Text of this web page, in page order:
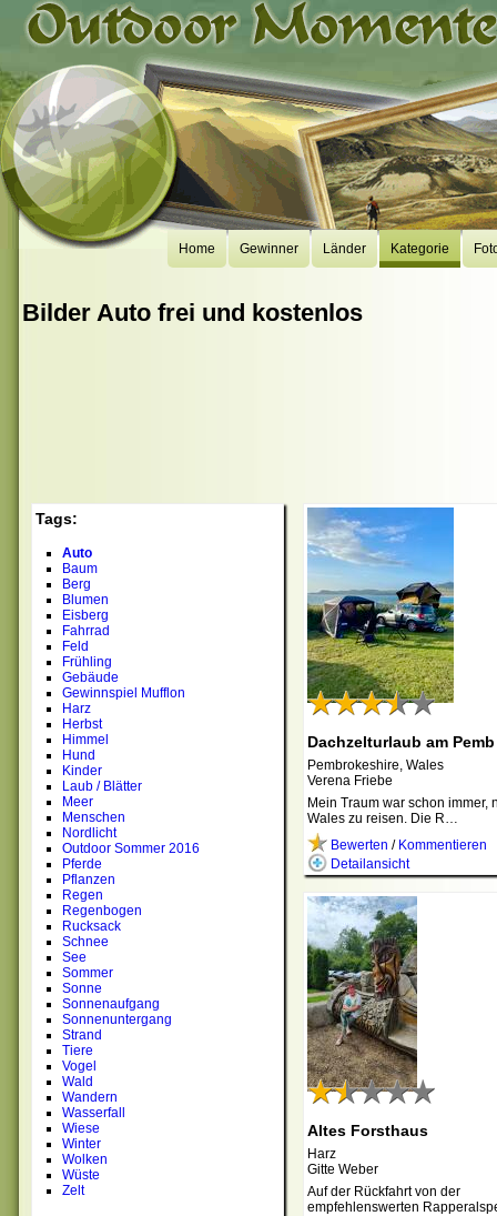
Home Gewinner Länder Kategorie
Bilder Auto frei und kostenlos
Tags:
Auto
Baum
Berg
Blumen
Eisberg
Fahrrad
Feld
Frühling
Gebäude
Gewinnspiel Mufflon
Harz
Herbst
Himmel
Hund
Kinder
Laub / Blätter
Meer
Menschen
Nordlicht
Outdoor Sommer 2016
Pferde
Pflanzen
Regen
Regenbogen
Rucksack
Schnee
See
Sommer
Sonne
Sonnenaufgang
Sonnenuntergang
Strand
Tiere
Vogel
Wald
Wandern
Wasserfall
Wiese
Winter
Wolken
Wüste
Zelt
Dachzelturlaub am
Pembrokeshire, Wales
Verena Friebe
Mein Traum war schon immer,
Wales zu reisen. Die R…
Bewerten / Kommentieren
Detailansicht
Altes Forsthaus
Harz
Gitte Weber
Auf der Rückfahrt von der
empfehlenswerten